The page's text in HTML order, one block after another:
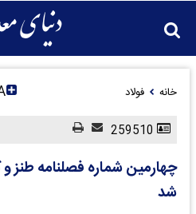
خانه فولاد
چهارمین شماره فصلنامه طنز و
شد